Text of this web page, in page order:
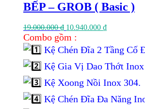
BẾP – GROB ( Basic )
19.000.000₫ Giá
gốc
19.000.000 ₫.
10.940.000 ₫Giá
tại
là:
10.940.000
Combo gồm :
Kệ Chén Đĩa 2 Tầng Cố
Kệ Gia Vị Dao Thớt Inox
Kệ Xoong Nồi Inox 304.
Kệ Chén Đĩa Đa Năng